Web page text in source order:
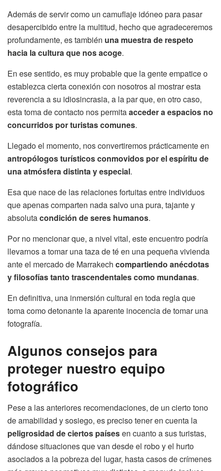
Además de servir como un camuflaje idóneo para pasar
desapercibido entre la multitud, hecho que agradeceremos
profundamente, es también una muestra de respeto
hacia la cultura que nos acoge.
En ese sentido, es muy probable que la gente empatice o
establezca cierta conexión con nosotros al mostrar esta
reverencia a su idiosincrasia, a la par que, en otro caso,
esta toma de contacto nos permitaacceder a espacios no
concurridos por turistas comunes.
Llegado el momento, nos convertiremos prácticamente en
antropólogos turísticos conmovidos por el espíritu de
una atmósfera distinta y especial.
Esa que nace de las relaciones fortuitas entre individuos
que apenas comparten nada salvo una pura, tajante y
absolutacondición de seres humanos.
Por no mencionar que, a nivel vital, este encuentro podría
llevarnos a tomar una taza de té en una pequeña vivienda
ante el mercado de Marrakech compartiendo anécdotas
y filosofías tanto trascendentales como mundanas.
En definitiva, una inmersión cultural en toda regla que
toma como detonante la aparente inocencia de tomar una
fotografía.
Algunos consejos para
proteger nuestro equipo
fotográfico
Pese a las anteriores recomendaciones, de un cierto tono
de amabilidad y sosiego, es preciso tener en cuenta la
peligrosidad de ciertos paísesen cuanto a sus turistas,
dándose situaciones que van desde el robo y el hurto
asociados a la pobreza del lugar, hasta casos de crímenes